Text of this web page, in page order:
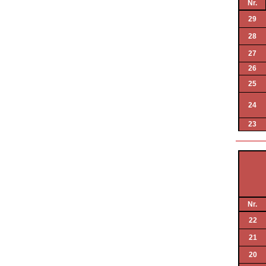
Nr.
29
28
27
26
25
24
23
Nr.
22
21
20